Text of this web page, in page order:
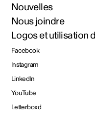
Nouvelles
Nous joindre
Logos et utilisation
Facebook
Instagram
LinkedIn
YouTube
Letterboxd